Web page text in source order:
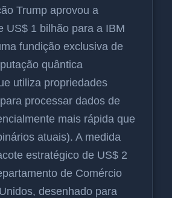
Trump aprovou a
US$ 1 bilhão para a IBM
fundição exclusiva de
quântica
utiliza propriedades
processar dados de
mais rápida que
atuais). A medida
estratégico de US$ 2
de Comércio
desenhado para